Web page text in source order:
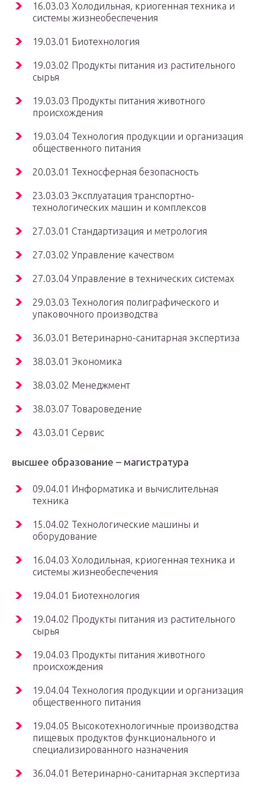
16.03.03 Холодильная, криогенная техника и
системы жизнеобеспечения
19.03.01 Биотехнология
19.03.02 Продукты питания из растительного
сырья
19.03.03 Продукты питания животного
происхождения
19.03.04 Технология продукции и организация
общественного питания
20.03.01 Техносферная безопасность
23.03.03 Эксплуатация транспортно-
технологических машин и комплексов
27.03.01 Стандартизация и метрология
27.03.02 Управление качеством
27.03.04 Управление в технических системах
29.03.03 Технология полиграфического и
упаковочного производства
36.03.01 Ветеринарно-санитарная экспертиза
38.03.01 Экономика
38.03.02 Менеджмент
38.03.07 Товароведение
43.03.01 Сервис
высшее образование – магистратура
09.04.01 Информатика и вычислительная
техника
15.04.02 Технологические машины и
оборудование
16.04.03 Холодильная, криогенная техника и
системы жизнеобеспечения
19.04.01 Биотехнология
19.04.02 Продукты питания из растительного
сырья
19.04.03 Продукты питания животного
происхождения
19.04.04 Технология продукции и организация
общественного питания
19.04.05 Высокотехнологичные производства
пищевых продуктов функционального и
специализированного назначения
36.04.01 Ветеринарно-санитарная экспертиза